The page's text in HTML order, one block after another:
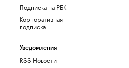
Подписка на РБК
Корпоративная
подписка
Уведомления
RSS Новости